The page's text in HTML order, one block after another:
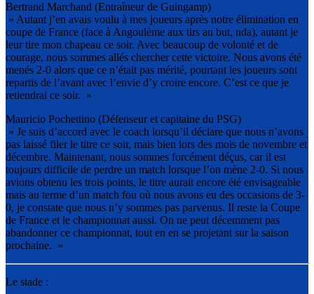
Bertrand Marchand (Entraîneur de Guingamp)
» Autant j’en avais voulu à mes joueurs après notre élimination en
coupe de France (face à Angoulème aux tirs au but, nda), autant je
leur tire mon chapeau ce soir. Avec beaucoup de volonté et de
courage, nous sommes allés chercher cette victoire. Nous avons été
menés 2-0 alors que ce n’était pas mérité, pourtant les joueurs sont
repartis de l’avant avec l’envie d’y croire encore. C’est ce que je
retiendrai ce soir. »
Mauricio Pochettino (Défenseur et capitaine du PSG)
» Je suis d’accord avec le coach lorsqu’il déclare que nous n’avons
pas laissé filer le titre ce soir, mais bien lors des mois de novembre et
décembre. Maintenant, nous sommes forcément déçus, car il est
toujours difficile de perdre un match lorsque l’on mène 2-0. Si nous
avions obtenu les trois points, le titre aurait encore été envisageable
mais au terme d’un match fou où nous avons eu des occasions de 3-
0, je constate que nous n’y sommes pas parvenus. Il reste la Coupe
de France et le championnat aussi. On ne peut décemment pas
abandonner ce championnat, tout en en se projetant sur la saison
prochaine. »
Le stade :